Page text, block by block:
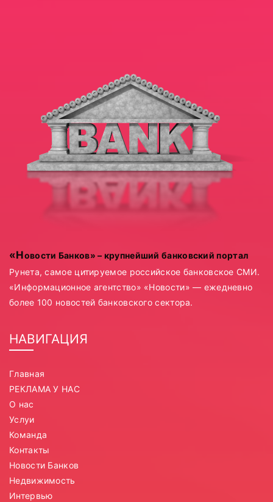
«Новости Банков» – крупнейший банковский портал
Рунета, самое цитируемое российское банковское СМИ.
«Информационное агентство» «Новости» — ежедневно
более 100 новостей банковского сектора.
НАВИГАЦИЯ
Главная
РЕКЛАМА У НАС
О нас
Услуи
Команда
Контакты
Новости Банков
Недвижимость
Интервью